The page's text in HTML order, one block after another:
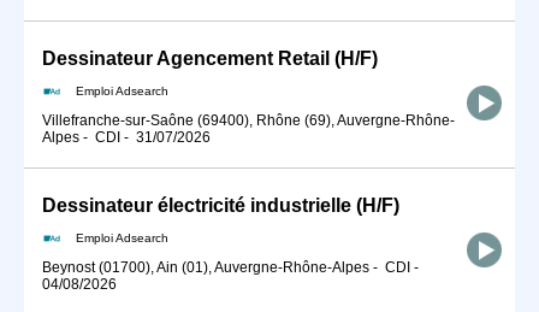
Dessinateur Agencement Retail (H/F)
Emploi Adsearch
Villefranche-sur-Saône (69400), Rhône (69), Auvergne-Rhône-
Alpes - CDI - 31/07/2026
Dessinateur électricité industrielle (H/F)
Emploi Adsearch
Beynost (01700), Ain (01), Auvergne-Rhône-Alpes - CDI -
04/08/2026